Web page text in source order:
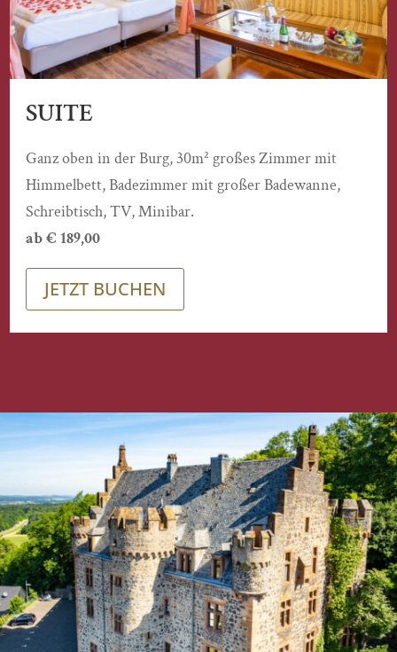
SUITE
Ganz oben in der Burg, 30m² großes Zimmer mit
Himmelbett, Badezimmer mit großer Badewanne,
Schreibtisch, TV, Minibar.
ab € 189,00
JETZT BUCHEN